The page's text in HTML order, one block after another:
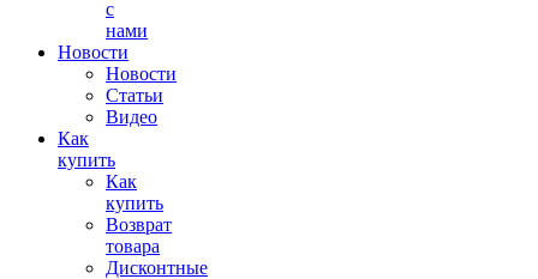
с
нами
Новости
Новости
Статьи
Видео
Как
купить
Как
купить
Возврат
товара
Дисконтные